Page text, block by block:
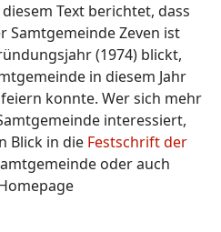
Text berichtet, dass
Samtgemeinde Zeven ist
(1974) blickt,
in diesem Jahr
konnte. Wer sich mehr
interessiert,
Blick in die Festschrift der
oder auch